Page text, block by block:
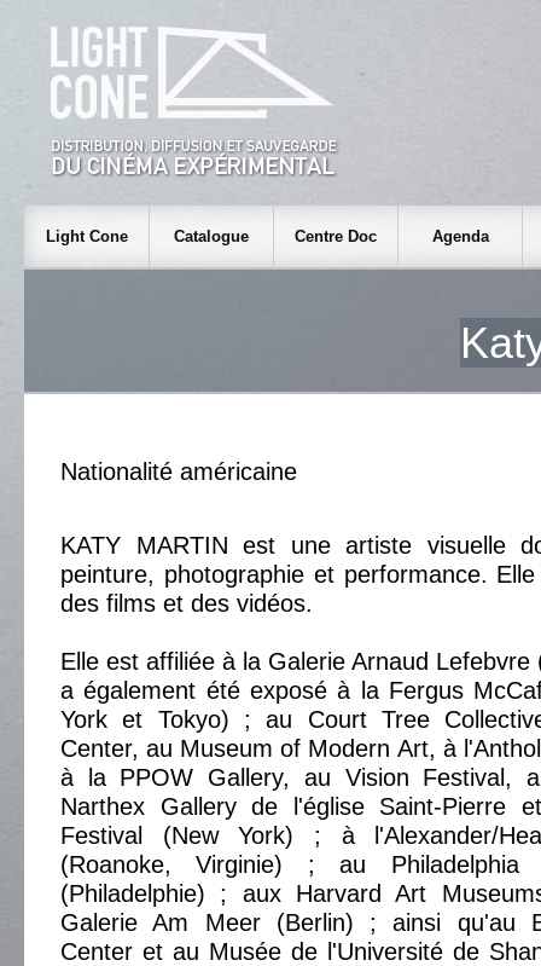
Light Cone Catalogue Centre Doc Agenda
Nationalité américaine
KATY MARTIN est une artiste visuelle
peinture, photographie et performance.
des films et des vidéos.
Elle est affiliée à la Galerie Arnaud Lefebvre
a également été exposé à la Fergus
York et Tokyo) ; au Court Tree
Center, au Museum of Modern Art, à
à la PPOW Gallery, au Vision Festival,
Narthex Gallery de l'église Saint-Pierre
Festival (New York) ; à l'Alexander/
(Roanoke, Virginie) ; au
(Philadelphie) ; aux Harvard Art
Galerie Am Meer (Berlin) ; ainsi qu'au
Center et au Musée de l'Université de